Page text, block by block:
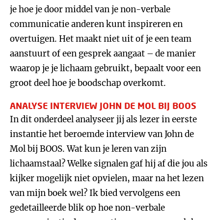
je hoe je door middel van je non-verbale
communicatie anderen kunt inspireren en
overtuigen. Het maakt niet uit of je een team
aanstuurt of een gesprek aangaat – de manier
waarop je je lichaam gebruikt, bepaalt voor een
groot deel hoe je boodschap overkomt.
ANALYSE INTERVIEW JOHN DE MOL BIJ BOOS
In dit onderdeel analyseer jij als lezer in eerste
instantie het beroemde interview van John de
Mol bij BOOS. Wat kun je leren van zijn
lichaamstaal? Welke signalen gaf hij af die jou als
kijker mogelijk niet opvielen, maar na het lezen
van mijn boek wel? Ik bied vervolgens een
gedetailleerde blik op hoe non-verbale